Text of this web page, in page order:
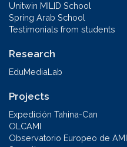
Unitwin MILID School
Spring Arab School
Testimonials from students
Research
EduMediaLab
Projects
Expedición Tahina-Can
OLCAMI
Observatorio Europeo de AMI